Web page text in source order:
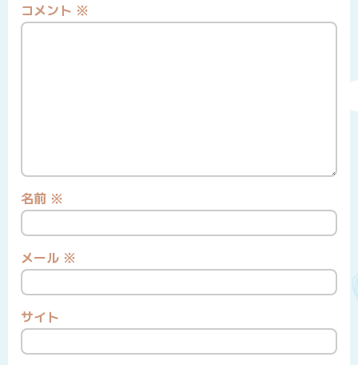
コメント ※
名前 ※
メール ※
サイト